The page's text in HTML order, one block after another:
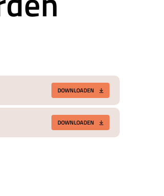
DOWNLOADEN
DOWNLOADEN